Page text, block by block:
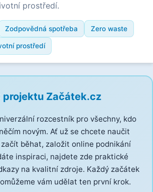
prostředí.
Zodpovědná spotřeba Zero waste
prostředí
projektu Začátek.cz
rozcestník pro všechny, kdo
novým. Ať už se chcete naučit
běhat, založit online podnikání
inspiraci, najdete zde praktické
na kvalitní zdroje. Každý začátek
vám udělat ten první krok.